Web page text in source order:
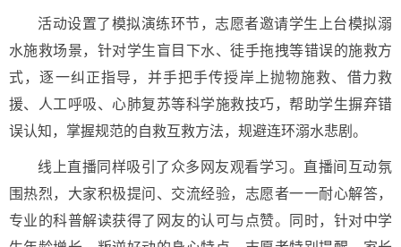
活动设置了模拟演练环节，志愿者邀请学生上台模拟溺
水施救场景，针对学生盲目下水、徒手拖拽等错误的施救方
式，逐一纠正指导，并手把手传授岸上抛物施救、借力救
援、人工呼吸、心肺复苏等科学施救技巧，帮助学生摒弃错
误认知，掌握规范的自救互救方法，规避连环溺水悲剧。
线上直播同样吸引了众多网友观看学习。直播间互动氛
围热烈，大家积极提问、交流经验，志愿者一一耐心解答，
专业的科普解读获得了网友的认可与点赞。同时，针对中学